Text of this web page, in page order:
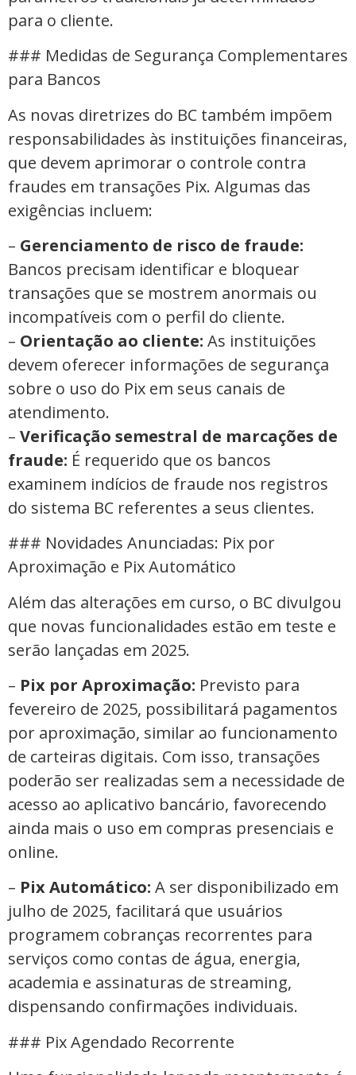
para o cliente.
### Medidas de Segurança Complementares
para Bancos
As novas diretrizes do BC também impõem
responsabilidades às instituições financeiras,
que devem aprimorar o controle contra
fraudes em transações Pix. Algumas das
exigências incluem:
– Gerenciamento de risco de fraude:
Bancos precisam identificar e bloquear
transações que se mostrem anormais ou
incompatíveis com o perfil do cliente.
– Orientação ao cliente: As instituições
devem oferecer informações de segurança
sobre o uso do Pix em seus canais de
atendimento.
– Verificação semestral de marcações de
fraude: É requerido que os bancos
examinem indícios de fraude nos registros
do sistema BC referentes a seus clientes.
### Novidades Anunciadas: Pix por
Aproximação e Pix Automático
Além das alterações em curso, o BC divulgou
que novas funcionalidades estão em teste e
serão lançadas em 2025.
– Pix por Aproximação: Previsto para
fevereiro de 2025, possibilitará pagamentos
por aproximação, similar ao funcionamento
de carteiras digitais. Com isso, transações
poderão ser realizadas sem a necessidade de
acesso ao aplicativo bancário, favorecendo
ainda mais o uso em compras presenciais e
online.
– Pix Automático: A ser disponibilizado em
julho de 2025, facilitará que usuários
programem cobranças recorrentes para
serviços como contas de água, energia,
academia e assinaturas de streaming,
dispensando confirmações individuais.
### Pix Agendado Recorrente